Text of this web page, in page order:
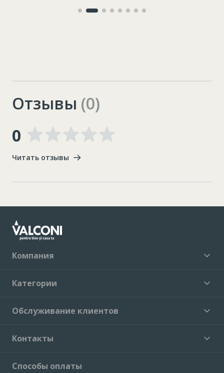
Отзывы (0)
0
Читать отзывы
Компания
Категории
Обслуживание клиентов
Контакты
Способы оплаты